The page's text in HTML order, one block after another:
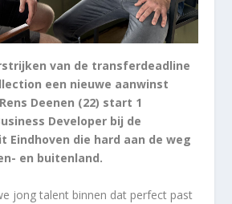
van de transferdeadline
een nieuwe aanwinst
Deenen (22) start 1
Developer bij de
Eindhoven die hard aan de weg
en buitenland.
jong talent binnen dat perfect past